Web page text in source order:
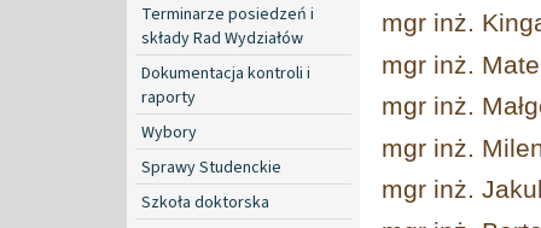
Terminarze posiedzeń i
składy Rad Wydziałów
Dokumentacja kontroli i
raporty
Wybory
Sprawy Studenckie
Szkoła doktorska
mgr inż.
mgr inż.
mgr inż.
mgr inż.
mgr inż.